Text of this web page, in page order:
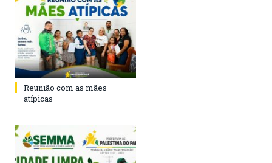
Reunião com as mães
atípicas